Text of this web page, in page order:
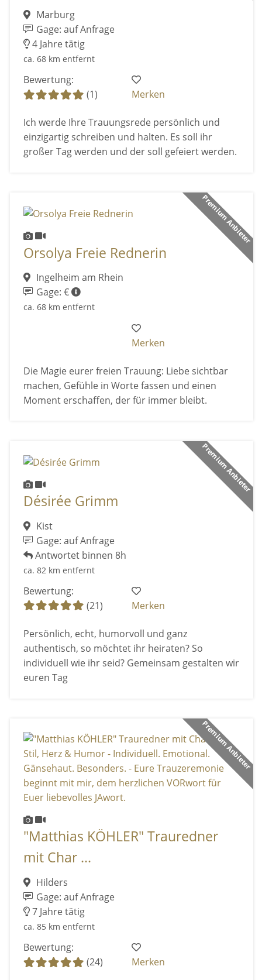
Marburg
Gage: auf Anfrage
4 Jahre tätig
ca. 68 km entfernt
Bewertung:
(1)
Merken
Ich werde Ihre Trauungsrede persönlich und
einzigartig schreiben und halten. Es soll ihr
großer Tag werden und der soll gefeiert werden.
Premium Anbieter
Orsolya Freie Rednerin
Ingelheim am Rhein
Gage: €
ca. 68 km entfernt
Merken
Die Magie eurer freien Trauung: Liebe sichtbar
machen, Gefühle in Worte fassen und einen
Moment erschaffen, der für immer bleibt.
Premium Anbieter
Désirée Grimm
Kist
Gage: auf Anfrage
Antwortet binnen 8h
ca. 82 km entfernt
Bewertung:
(21)
Merken
Persönlich, echt, humorvoll und ganz
authentisch, so möchtet ihr heiraten? So
individuell wie ihr seid? Gemeinsam gestalten wir
euren Tag
Premium Anbieter
"Matthias KÖHLER" Trauredner
mit Char ...
Hilders
Gage: auf Anfrage
7 Jahre tätig
ca. 85 km entfernt
Bewertung:
(24)
Merken